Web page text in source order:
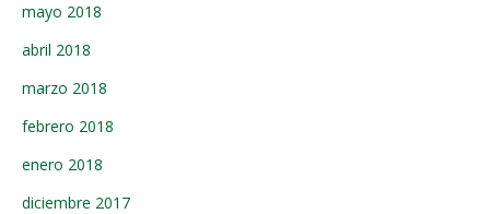
mayo 2018
abril 2018
marzo 2018
febrero 2018
enero 2018
diciembre 2017